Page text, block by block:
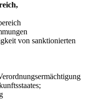
von sanktionierten